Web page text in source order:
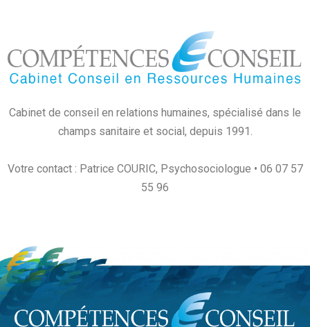
Cabinet de conseil en relations humaines, spécialisé dans le
champs sanitaire et social, depuis 1991.
Votre contact : Patrice COURIC, Psychosociologue • 06 07 57
55 96